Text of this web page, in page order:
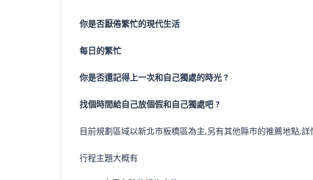
你是否厭倦繁忙的現代生活
每日的繁忙
你是否還記得上一次和自己獨處的時光 ?
找個時間給自己放個假和自己獨處吧 ?
目前規劃區域以新北市板橋區為主,另有其他縣市的推薦地點,詳
行程主題大概有